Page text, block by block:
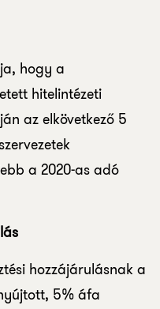
hogy a
hitelintézeti
az elkövetkező 5
a 2020-as adó
hozzájárulásnak a
5% áfa